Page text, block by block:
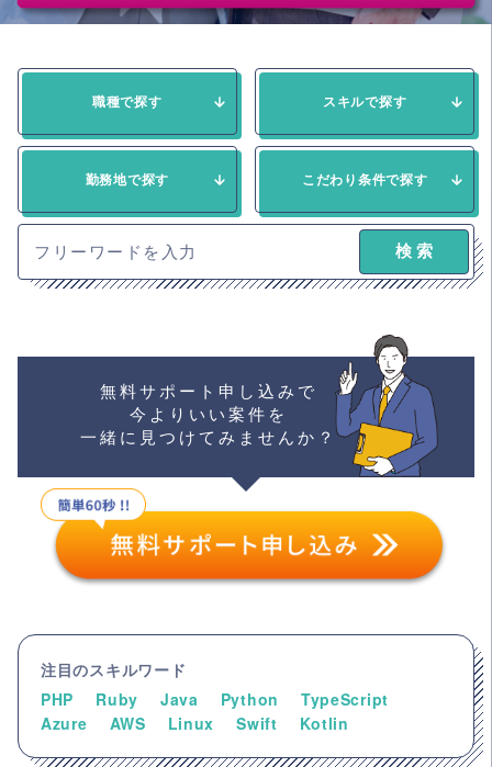
職種で探す スキルで探す
勤務地で探す こだわり条件で探す
無料サポート申し込みで
今よりいい案件を
一緒に見つけてみませんか？
注目のスキルワード
PHP
Ruby Java Python
TypeScript
Azure
AWS Linux Swift Kotlin